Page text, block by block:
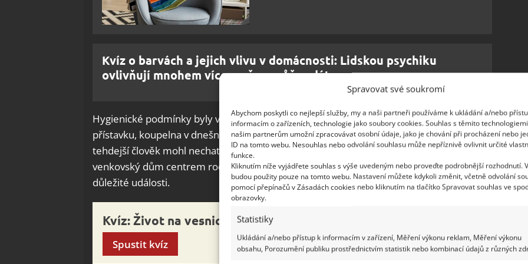
Spravovat své soukromí
Abychom poskytli co nejlepší služby, my a naši partneři používáme k ukládání a/nebo
informacím o zařízeních, technologie jako soubory cookies. Souhlas s těmito
našim partnerům umožní zpracovávat osobní údaje, jako je chování při procházení nebo
ID na tomto webu. Nesouhlas nebo odvolání souhlasu může nepříznivě ovlivnit určité
funkce.
Kliknutím níže vyjádřete souhlas s výše uvedeným nebo proveďte podrobnější rozhodnutí.
budou použity pouze na tomto webu. Nastavení můžete kdykoli změnit, včetně odvolání
pomocí přepínačů v Zásadách cookies nebo kliknutím na tlačítko Spravovat souhlas ve
obrazovky.
Statistiky
Ukládání a/nebo přístup k informacím v zařízení, Měření výkonu reklam, Měření výkonu
obsahu, Porozumění publiku prostřednictvím statistik nebo kombinací údajů z různých
Kvíz o barvách a jejich vlivu v domácnosti: Lidskou psychiku
ovlivňují mnohem více, než se může zdát
Hygienické podmínky byly velmi omezené. Suchá toaleta byla v lepším případě v
přístavku, koupelna v dnešním slova smyslu neexistovala a o sprchování teplou vodou si
tehdejší člověk mohl nechat jen zdát (i když ho neznal, takže mu nechybělo). Přesto byl
venkovský dům centrem rodinného života a místem, kde se odehrávaly všechny
důležité události.
Kvíz: Život na vesnici před 100 lety
Spustit kvíz